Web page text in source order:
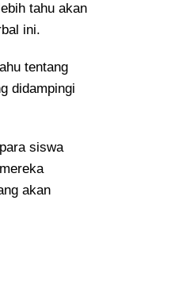
tahu akan
ini.
tentang
didampingi
siswa
akan